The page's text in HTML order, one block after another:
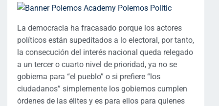
La democracia ha fracasado porque los actores
políticos están supeditados a lo electoral, por tanto,
la consecución del interés nacional queda relegado
a un tercer o cuarto nivel de prioridad, ya no se
gobierna para “el pueblo” o si prefiere “los
ciudadanos” simplemente los gobiernos cumplen
órdenes de las élites y es para ellos para quienes